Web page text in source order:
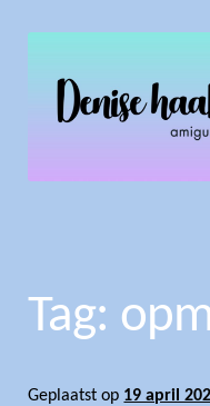
door
naar
naar
Tag:
Geplaatst op 19 april